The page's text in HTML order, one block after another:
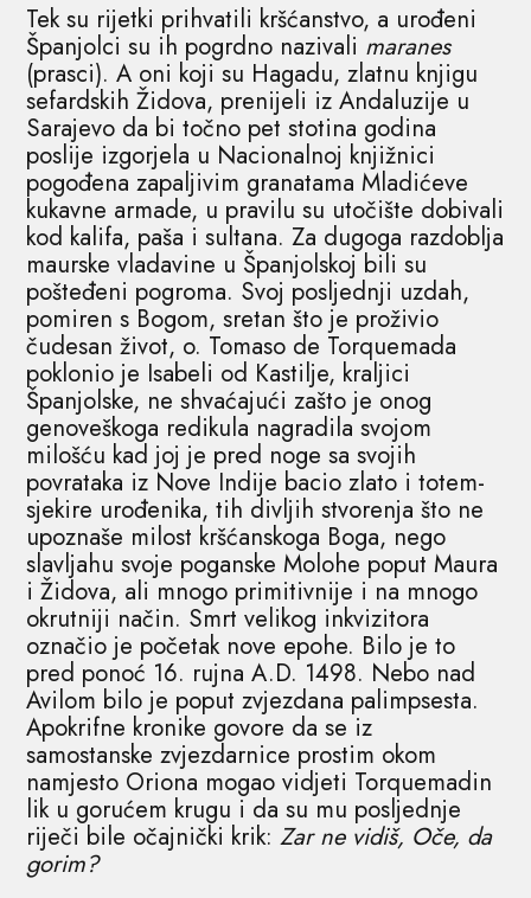
Tek su rijetki prihvatili kršćanstvo, a urođeni
Španjolci su ih pogrdno nazivali maranes
(prasci). A oni koji su Hagadu, zlatnu knjigu
sefardskih Židova, prenijeli iz Andaluzije u
Sarajevo da bi točno pet stotina godina
poslije izgorjela u Nacionalnoj knjižnici
pogođena zapaljivim granatama Mladićeve
kukavne armade, u pravilu su utočište dobivali
kod kalifa, paša i sultana. Za dugoga razdoblja
maurske vladavine u Španjolskoj bili su
pošteđeni pogroma. Svoj posljednji uzdah,
pomiren s Bogom, sretan što je proživio
čudesan život, o. Tomaso de Torquemada
poklonio je Isabeli od Kastilje, kraljici
Španjolske, ne shvaćajući zašto je onog
genoveškoga redikula nagradila svojom
milošću kad joj je pred noge sa svojih
povrataka iz Nove Indije bacio zlato i totem-
sjekire urođenika, tih divljih stvorenja što ne
upoznaše milost kršćanskoga Boga, nego
slavljahu svoje poganske Molohe poput Maura
i Židova, ali mnogo primitivnije i na mnogo
okrutniji način. Smrt velikog inkvizitora
označio je početak nove epohe. Bilo je to
pred ponoć 16. rujna A.D. 1498. Nebo nad
Avilom bilo je poput zvjezdana palimpsesta.
Apokrifne kronike govore da se iz
samostanske zvjezdarnice prostim okom
namjesto Oriona mogao vidjeti Torquemadin
lik u gorućem krugu i da su mu posljednje
riječi bile očajnički krik:Zar ne vidiš, Oče, da
gorim?